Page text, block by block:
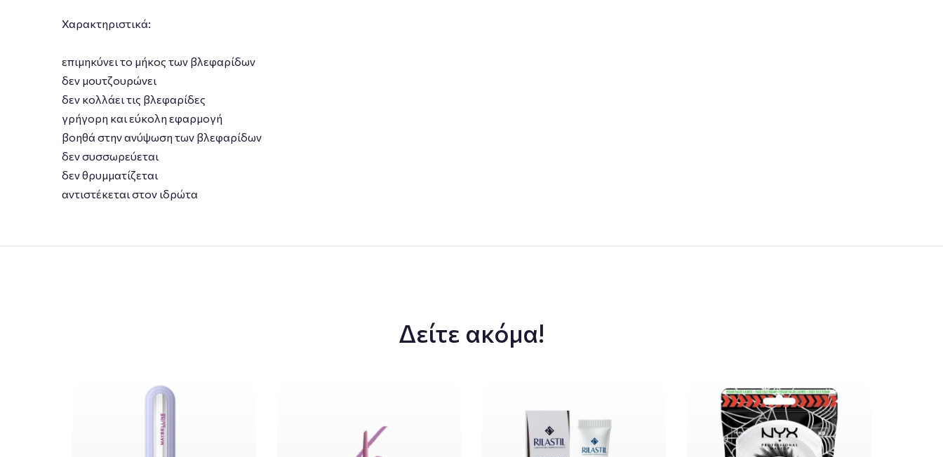
Χαρακτηριστικά:
επιμηκύνει το μήκος των βλεφαρίδων
δεν μουτζουρώνει
δεν κολλάει τις βλεφαρίδες
γρήγορη και εύκολη εφαρμογή
βοηθά στην ανύψωση των βλεφαρίδων
δεν συσσωρεύεται
δεν θρυμματίζεται
αντιστέκεται στον ιδρώτα
Δείτε ακόμα!